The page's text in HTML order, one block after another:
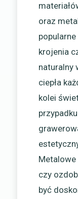
oraz
krojenia
naturalny
ciepła
kolei
Metalowe
czy
być